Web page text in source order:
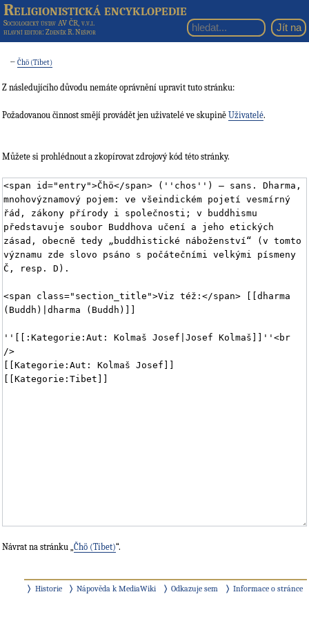
Religionistická encyklopedie
Sociologický ústav AV ČR, v.v.i.
hlavní editor: Zdeněk R. Nešpor
←Čhö (Tibet)
Z následujícího důvodu nemáte oprávnění upravit tuto stránku:
Požadovanou činnost smějí provádět jen uživatelé ve skupině Uživatelé.
Můžete si prohlédnout a zkopírovat zdrojový kód této stránky.
Návrat na stránku „ Čhö (Tibet)“.
Historie Nápověda k MediaWiki Odkazuje sem Informace o stránce